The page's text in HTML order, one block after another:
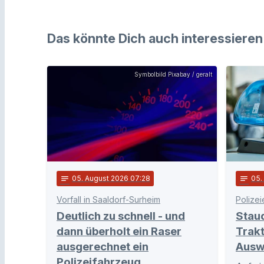
Das könnte Dich auch interessieren
Symbolbild Pixabay / geralt
notes 05. August 2026 07:28
Vorfall in Saaldorf-Surheim
Deutlich zu schnell - und
dann überholt ein Raser
ausgerechnet ein
notes 05